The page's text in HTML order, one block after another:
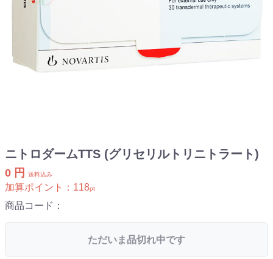
ニトロダームTTS (グリセリルトリニトラート)
0 円 送料込み
加算ポイント： 118pt
商品コード：
ただいま品切れ中です